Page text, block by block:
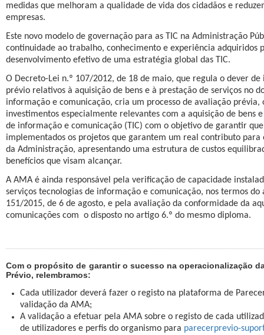
medidas que melhoram a qualidade de vida dos cidadãos e
empresas.
Este novo modelo de governação para as TIC na Administração
continuidade ao trabalho, conhecimento e experiência adquiridos
desenvolvimento efetivo de uma estratégia global das TIC.
O Decreto-Lei n.º 107/2012, de 18 de maio, que regula o dever
prévio relativos à aquisição de bens e à prestação de serviços no
informação e comunicação, cria um processo de avaliação
investimentos especialmente relevantes com a aquisição de bens
de informação e comunicação (TIC) com o objetivo de garantir
implementados os projetos que garantem um real contributo para
da Administração, apresentando uma estrutura de custos
benefícios que visam alcançar.
A AMA é ainda responsável pela verificação de capacidade
serviços tecnologias de informação e comunicação, nos termos do
151/2015, de 6 de agosto, e pela avaliação da conformidade da
comunicações com o disposto no artigo 6.º do mesmo diploma.
Com o propósito de garantir o sucesso na operacionalização
Prévio, relembramos:
Cada utilizador deverá fazer o registo na plataforma de
validação da AMA;
A validação a efetuar pela AMA sobre o registo de cada
de utilizadores e perfis do organismo para parecerprevio-